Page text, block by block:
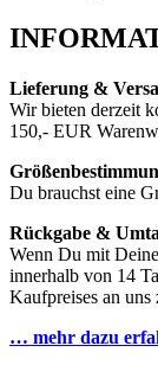
Lieferung &
Wir bieten derzeit
150,- EUR
Du brauchst eine
Rückgabe &
Wenn Du mit
innerhalb von 14
Kaufpreises an uns
… mehr dazu